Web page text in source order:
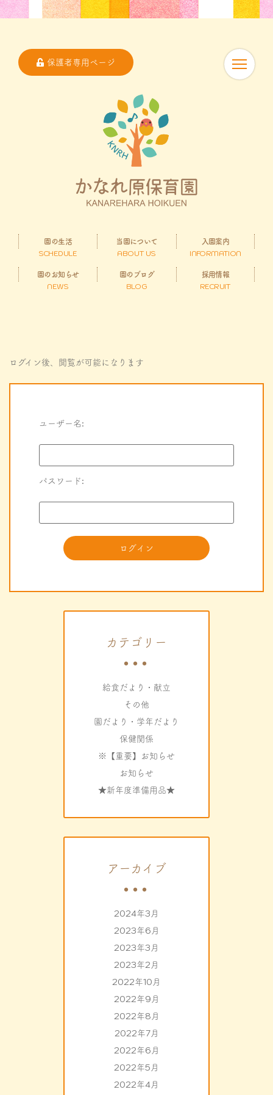
保護者専用ページ
園の生活
SCHEDULE
当園について
ABOUT US
入園案内
INFORMATION
園のお知らせ
NEWS
園のブログ
BLOG
採用情報
RECRUIT
ログイン後、閲覧が可能になります
ユーザー名:
パスワード:
カテゴリー
給食だより・献立
その他
園だより・学年だより
保健関係
※【重要】お知らせ
お知らせ
★新年度準備用品★
アーカイブ
2024年3月
2023年6月
2023年3月
2023年2月
2022年10月
2022年9月
2022年8月
2022年7月
2022年6月
2022年5月
2022年4月